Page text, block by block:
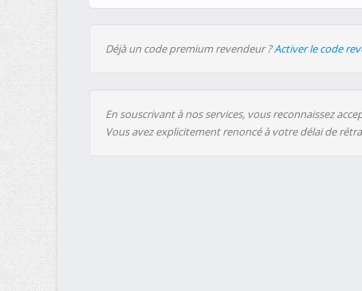
Déjà un code premium revendeur ?Activer le code
En souscrivant à nos services, vous reconnaissez
Vous avez explicitement renoncé à votre délai de